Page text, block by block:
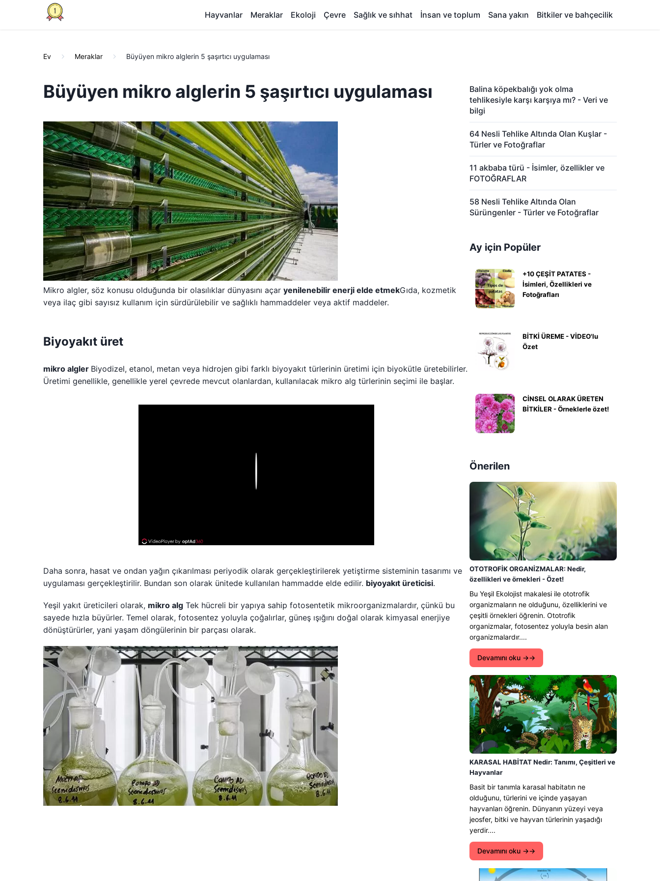
Hayvanlar Meraklar Ekoloji Çevre Sağlık ve sıhhat İnsan ve toplum Sana yakın Bitkiler ve bahçecilik
Ev Meraklar Büyüyen mikro alglerin 5 şaşırtıcı uygulaması
Büyüyen mikro alglerin 5 şaşırtıcı uygulaması
Mikro algler, söz konusu olduğunda bir olasılıklar dünyasını açar yenilenebilir enerji elde etmekGıda, kozmetik
veya ilaç gibi sayısız kullanım için sürdürülebilir ve sağlıklı hammaddeler veya aktif maddeler.
Biyoyakıt üret
mikro algler Biyodizel, etanol, metan veya hidrojen gibi farklı biyoyakıt türlerinin üretimi için biyokütle üretebilirler.
Üretimi genellikle, genellikle yerel çevrede mevcut olanlardan, kullanılacak mikro alg türlerinin seçimi ile başlar.
Daha sonra, hasat ve ondan yağın çıkarılması periyodik olarak gerçekleştirilerek yetiştirme sisteminin tasarımı ve
uygulaması gerçekleştirilir. Bundan son olarak ünitede kullanılan hammadde elde edilir. biyoyakıt üreticisi.
Yeşil yakıt üreticileri olarak, mikro alg Tek hücreli bir yapıya sahip fotosentetik mikroorganizmalardır, çünkü bu
sayede hızla büyürler. Temel olarak, fotosentez yoluyla çoğalırlar, güneş ışığını doğal olarak kimyasal enerjiye
dönüştürürler, yani yaşam döngülerinin bir parçası olarak.
Balina köpekbalığı yok olma
tehlikesiyle karşı karşıya mı? - Veri ve
bilgi
64 Nesli Tehlike Altında Olan Kuşlar -
Türler ve Fotoğraflar
11 akbaba türü - İsimler, özellikler ve
FOTOĞRAFLAR
58 Nesli Tehlike Altında Olan
Sürüngenler - Türler ve Fotoğraflar
Ay için Popüler
+10 ÇEŞİT PATATES -
İsimleri, Özellikleri ve
Fotoğrafları
BİTKİ ÜREME - VİDEO'lu
Özet
CİNSEL OLARAK ÜRETEN
BİTKİLER - Örneklerle özet!
Önerilen
OTOTROFİK ORGANİZMALAR: Nedir,
özellikleri ve örnekleri - Özet!
Bu Yeşil Ekolojist makalesi ile ototrofik
organizmaların ne olduğunu, özelliklerini ve
çeşitli örnekleri öğrenin. Ototrofik
organizmalar, fotosentez yoluyla besin alan
organizmalardır....
Devamını oku →
KARASAL HABİTAT Nedir: Tanımı, Çeşitleri ve
Hayvanlar
Basit bir tanımla karasal habitatın ne
olduğunu, türlerini ve içinde yaşayan
hayvanları öğrenin. Dünyanın yüzeyi veya
jeosfer, bitki ve hayvan türlerinin yaşadığı
yerdir....
Devamını oku →